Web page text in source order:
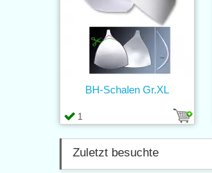
1
BH-Schalen Gr.XL
Zuletzt besuchte